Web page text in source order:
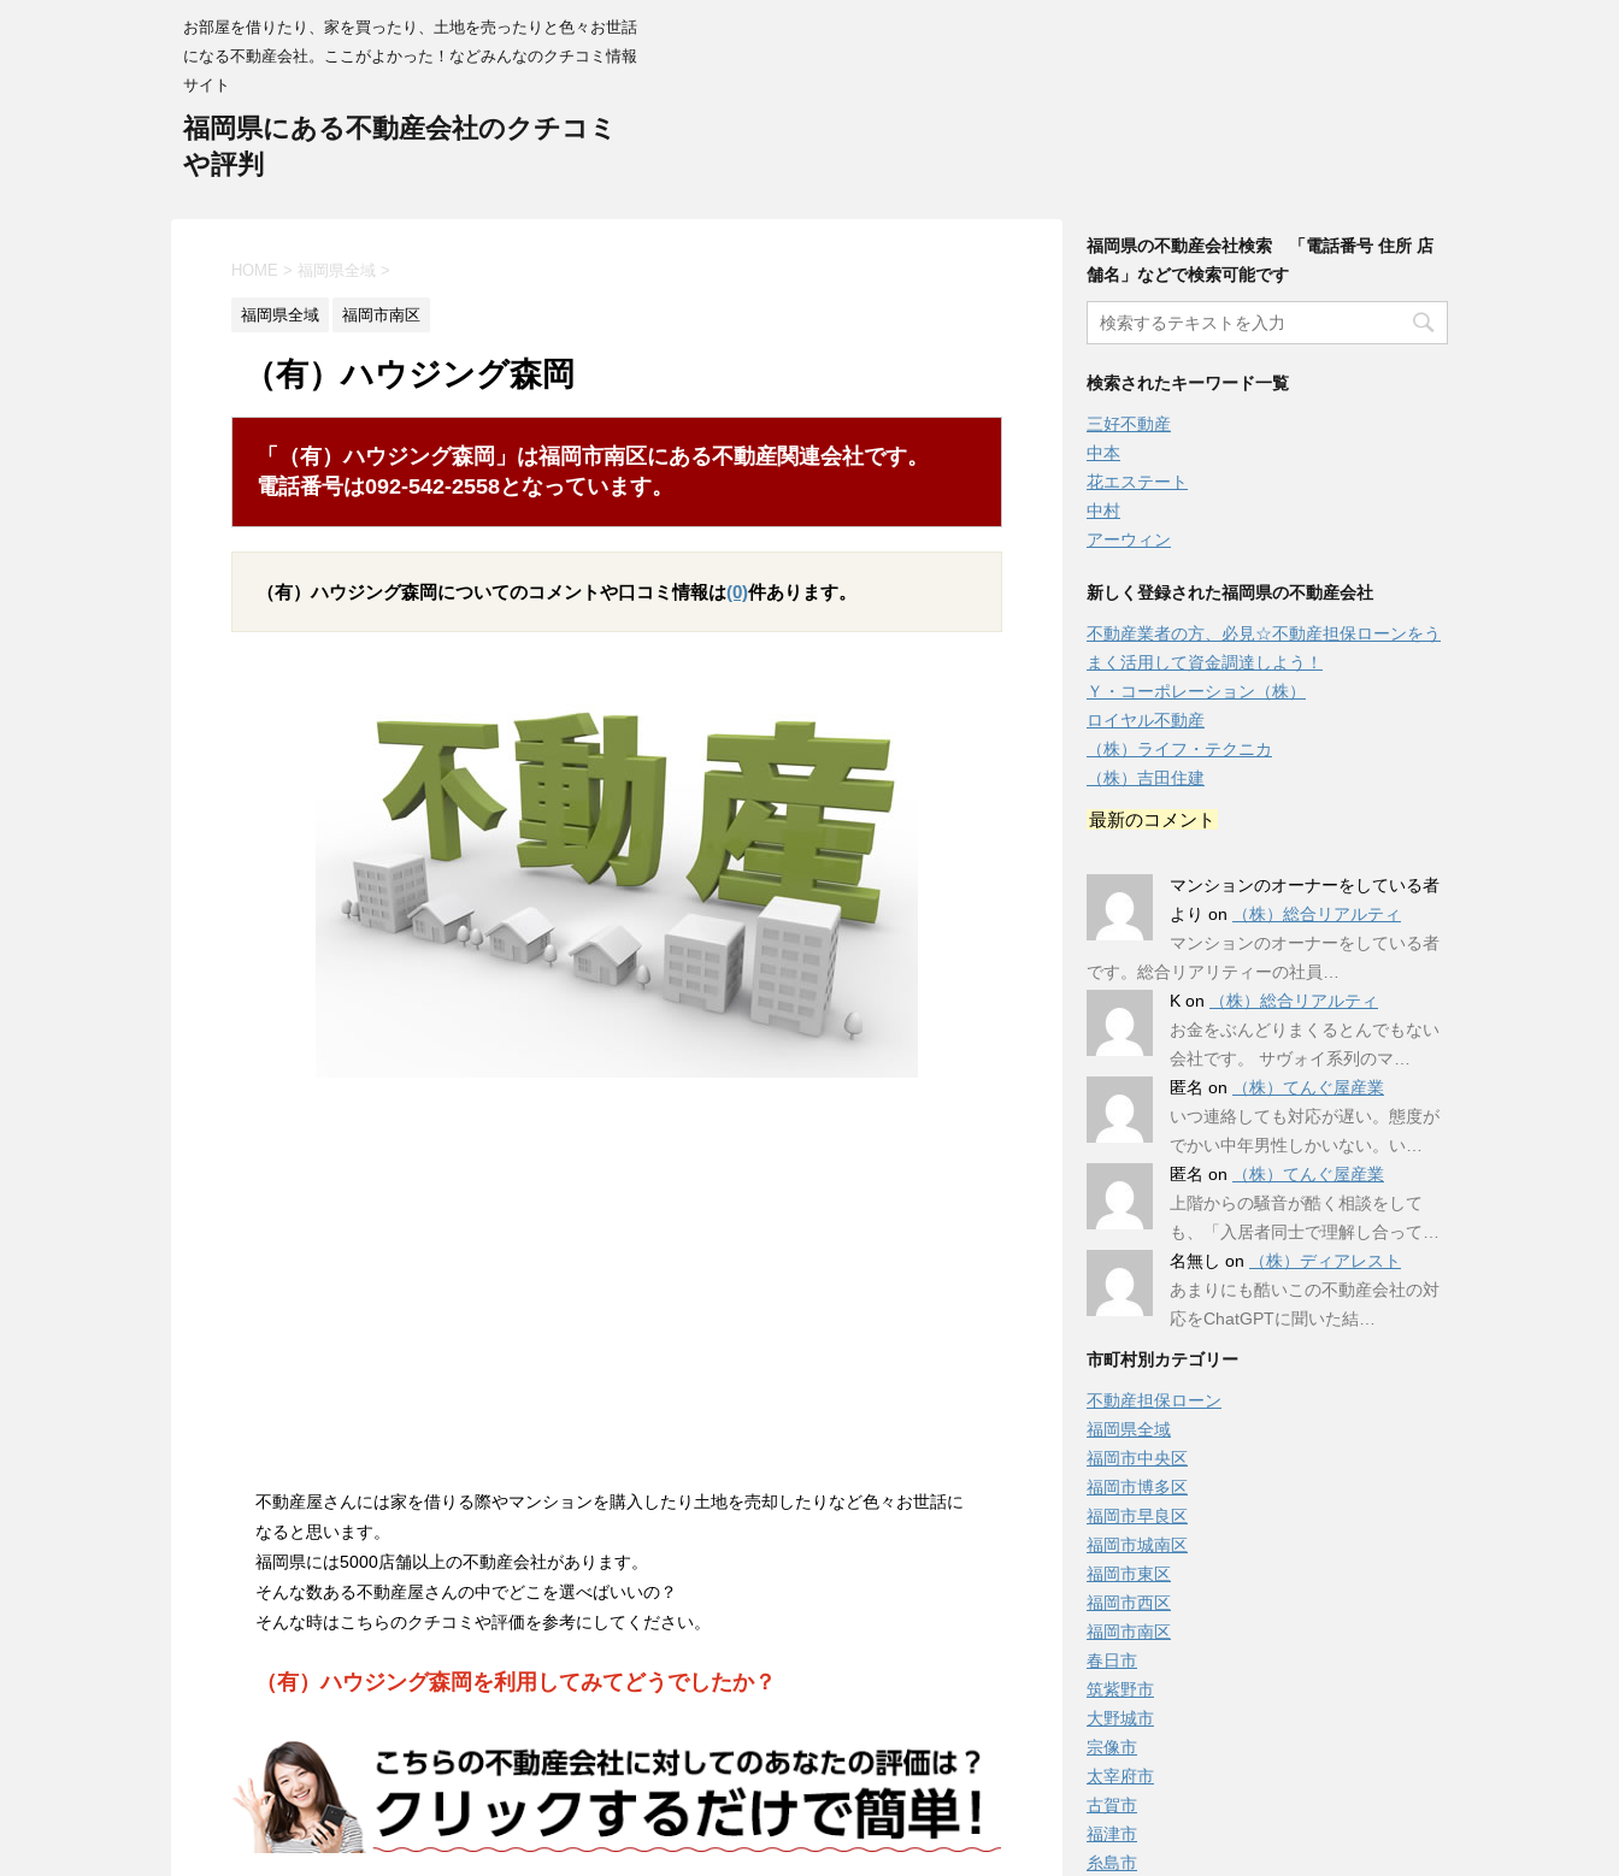
お部屋を借りたり、家を買ったり、土地を売ったりと色々お世話
になる不動産会社。ここがよかった！などみんなのクチコミ情報
サイト
福岡県にある不動産会社のクチコミ
や評判
HOME > 福岡県全域 >
福岡県全域 福岡市南区
（有）ハウジング森岡
「（有）ハウジング森岡」は福岡市南区にある不動産関連会社です。
電話番号は092-542-2558となっています。
（有）ハウジング森岡についてのコメントや口コミ情報は(0)件あります。
不動産屋さんには家を借りる際やマンションを購入したり土地を売却したりなど色々お世話に
なると思います。
福岡県には5000店舗以上の不動産会社があります。
そんな数ある不動産屋さんの中でどこを選べばいいの？
そんな時はこちらのクチコミや評価を参考にしてください。
（有）ハウジング森岡を利用してみてどうでしたか？
福岡県の不動産会社検索 「電話番号 住所 店
舗名」などで検索可能です
検索されたキーワード一覧
三好不動産
中本
花エステート
中村
アーウィン
新しく登録された福岡県の不動産会社
不動産業者の方、必見☆不動産担保ローンをう
まく活用して資金調達しよう！
Ｙ・コーポレーション（株）
ロイヤル不動産
（株）ライフ・テクニカ
（株）吉田住建
最新のコメント
マンションのオーナーをしている者
より on
（株）総合リアルティ
マンションのオーナーをしている者
です。総合リアリティーの社員…
K on
（株）総合リアルティ
お金をぶんどりまくるとんでもない
会社です。 サヴォイ系列のマ…
匿名 on
（株）てんぐ屋産業
いつ連絡しても対応が遅い。態度が
でかい中年男性しかいない。い…
匿名 on
（株）てんぐ屋産業
上階からの騒音が酷く相談をして
も、「入居者同士で理解し合って…
名無し on
（株）ディアレスト
あまりにも酷いこの不動産会社の対
応をChatGPTに聞いた結…
市町村別カテゴリー
不動産担保ローン
福岡県全域
福岡市中央区
福岡市博多区
福岡市早良区
福岡市城南区
福岡市東区
福岡市西区
福岡市南区
春日市
筑紫野市
大野城市
宗像市
太宰府市
古賀市
福津市
糸島市